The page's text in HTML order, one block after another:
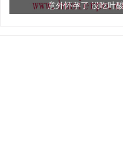
意外怀孕了 没吃叶